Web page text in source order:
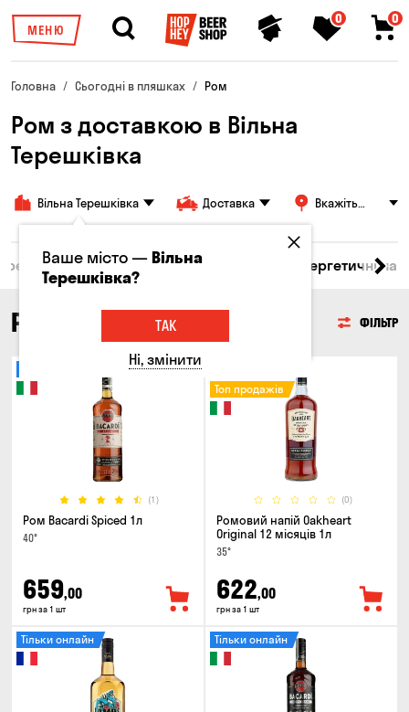
МЕНЮ
0 0
Головна Сьогодні в пляшках Ром
Ром з доставкою в Вільна
Терешківка
Вільна Терешківка Доставка
Вкажіть
Джин Текіла Ром Енергетичні
РОМ ФІЛЬТР
(1)
Ром Bacardi Spiced 1л
40°
659,00
грн за 1 шт
(0)
Топ продажів
Ромовий напій Oakheart
Original 12 місяців 1л
35°
622,00
грн за 1 шт
Тільки онлайн Тільки онлайн
Ваше місто —Вільна
Терешківка?
ТАК
Ні, змінити